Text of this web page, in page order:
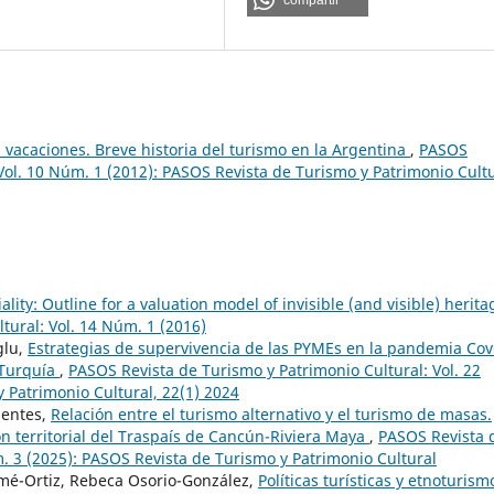
vacaciones. Breve historia del turismo en la Argentina , PASOS
10 Núm. 1 (2012): PASOS Revista de Turismo y Patrimonio
Outline for a valuation model of invisible (and visible)
Vol. 14 Núm. 1 (2016)
Estrategias de supervivencia de las PYMEs en la pandemia
, PASOS Revista de Turismo y Patrimonio Cultural: Vol. 22
Patrimonio Cultural, 22(1) 2024
Relación entre el turismo alternativo y el turismo de masas.
territorial del Traspaís de Cancún-Riviera Maya , PASOS Revista
(2025): PASOS Revista de Turismo y Patrimonio Cultural
Ortiz, Rebeca Osorio-González, Políticas turísticas y